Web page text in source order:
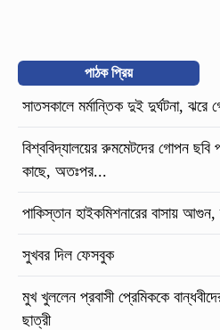
পাঠক প্রিয়
সাতসকালে মর্মান্তিক দুই দুর্ঘটনা, ঝরে
বিশ্ববিদ্যালয়ের রুমমেটদের গোপন ছবি
কাছে, অতঃপর...
পাকিস্তান হাইকমিশনারের বাসায়
সুখবর দিল ফেসবুক
মুখ খুললেন প্রবাসী প্রেমিককে
ছাত্রী